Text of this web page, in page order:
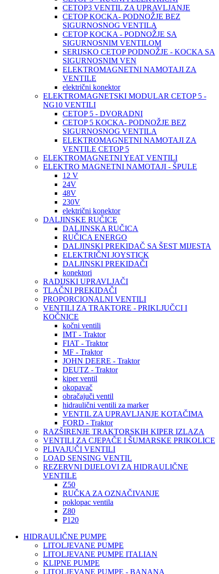
CETOP3 VENTIL ZA UPRAVLJANJE
CETOP KOCKA- PODNOŽJE BEZ
SIGURNOSNOG VENTILA
CETOP KOCKA - PODNOŽJE SA
SIGURNOSNIM VENTILOM
SERIJSKO CETOP PODNOŽJE - KOCKA SA
SIGURNOSNIM VEN
ELEKTROMAGNETNI NAMOTAJI ZA
VENTILE
električni konektor
ELEKTROMAGNETSKI MODULAR CETOP 5 -
NG10 VENTILI
CETOP 5 - DVORADNI
CETOP 5 KOCKA- PODNOŽJE BEZ
SIGURNOSNOG VENTILA
ELEKTROMAGNETNI NAMOTAJI ZA
VENTILE CETOP 5
ELEKTROMAGNETNI YEAT VENTILI
ELEKTRO MAGNETNI NAMOTAJI - ŠPULE
12 V
24V
48V
230V
električni konektor
DALJINSKE RUČICE
DALJINSKA RUČICA
RUČICA ENERGO
DALJINSKI PREKIDAČ SA ŠEST MIJESTA
ELEKTRIČNI JOYSTICK
DALJINSKI PREKIDAČI
konektori
RADIJSKI UPRAVLJAČI
TLAČNI PREKIDAČI
PROPORCIONALNI VENTILI
VENTILI ZA TRAKTORE - PRIKLJUČCI I
KOČNICE
kočni ventili
IMT - Traktor
FIAT - Traktor
MF - Traktor
JOHN DEERE - Traktor
DEUTZ - Traktor
kiper ventil
okopavač
obračajuči ventil
hidraulični ventili za marker
VENTIL ZA UPRAVLJANJE KOTAČIMA
FORD - Traktor
RAZŠIRENJE TRAKTORSKIH KIPER IZLAZA
VENTILI ZA CJEPAČE I ŠUMARSKE PRIKOLICE
PLIVAJUČI VENTILI
LOAD SENSING VENTIL
REZERVNI DIJELOVI ZA HIDRAULIČNE
VENTILE
Z50
RUČKA ZA OZNAČIVANJE
poklopac ventila
Z80
P120
HIDRAULIČNE PUMPE
LITOLJEVANE PUMPE
LITOLJEVANE PUMPE ITALIAN
KLIPNE PUMPE
LITOLJEVANE PUMPE - BANANA